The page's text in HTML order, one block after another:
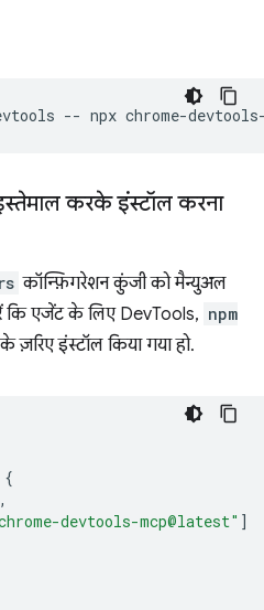
-- npx
करके इंस्टॉल करना
कॉन्फ़िगरेशन कुंजी को मैन्युअल
कि एजेंट के लिए DevTools, npm
के ज़रिए इंस्टॉल किया गया हो.
{
,
devtools-mcp@latest" ]